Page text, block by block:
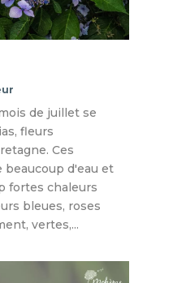
de juillet se
fleurs
Ces
d'eau et
fortes chaleurs
bleues, roses
vertes,...